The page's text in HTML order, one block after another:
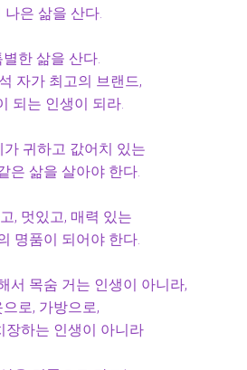
나은 삶을 산다.
별한 삶을 산다.
자가 최고의 브랜드,
되는 인생이 되라.
가 귀하고 값어치 있는
은 삶을 살아야 한다.
, 멋있고, 매력 있는
명품이 되어야 한다.
서 목숨 거는 인생이 아니라,
으로, 가방으로,
장하는 인생이 아니라